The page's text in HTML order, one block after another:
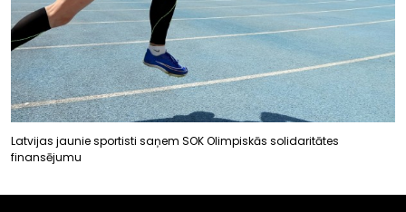
Latvijas jaunie sportisti saņem SOK Olimpiskās solidaritātes
finansējumu